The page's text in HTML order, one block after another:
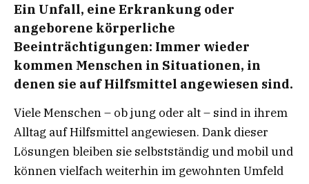
Ein Unfall, eine Erkrankung oder
angeborene körperliche
Beeinträchtigungen: Immer wieder
kommen Menschen in Situationen, in
denen sie auf Hilfsmittel angewiesen sind.
Viele Menschen – ob jung oder alt – sind in ihrem
Alltag auf Hilfsmittel angewiesen. Dank dieser
Lösungen bleiben sie selbstständig und mobil und
können vielfach weiterhin im gewohnten Umfeld